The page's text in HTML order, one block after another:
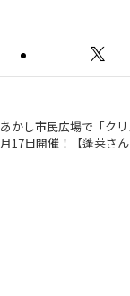
あかし市民広場で「ク
月17日開催！【蓬莱さん